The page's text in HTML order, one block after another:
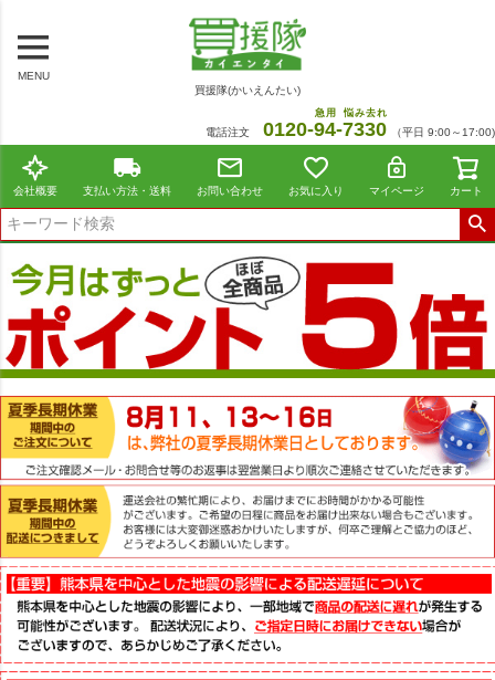
MENU
買援隊(かいえんたい)
電話注文 0120-94
急用
-7330
悩み去れ
（平日 9:00～17:00)
会社概要 支払い方法・送料 お問い合わせ お気に入り マイページ カート